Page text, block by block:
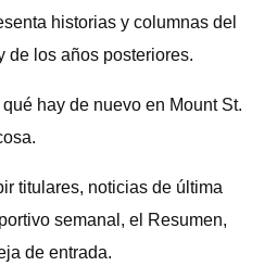
historias y columnas del
de los años posteriores.
hay de nuevo en Mount St.
titulares, noticias de última
semanal, el Resumen,
de entrada.